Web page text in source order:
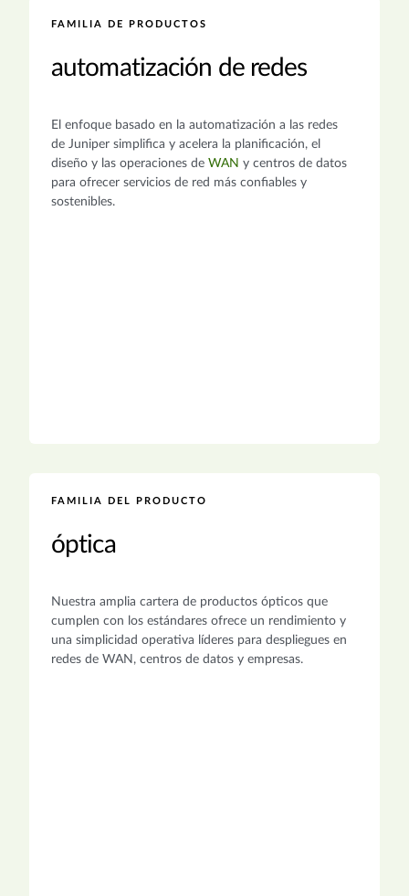
FAMILIA DE PRODUCTOS
automatización de redes
El enfoque basado en la automatización a las redes
de Juniper simplifica y acelera la planificación, el
diseño y las operaciones de WAN y centros de datos
para ofrecer servicios de red más confiables y
sostenibles.
FAMILIA DEL PRODUCTO
óptica
Nuestra amplia cartera de productos ópticos que
cumplen con los estándares ofrece un rendimiento y
una simplicidad operativa líderes para despliegues en
redes de WAN, centros de datos y empresas.